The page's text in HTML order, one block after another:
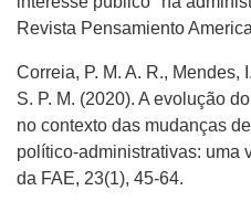
Revista Pensamiento
Correia, P. M. A. R., Mendes,
S. P. M. (2020). A evolução
no contexto das mudanças
político-administrativas: uma
da FAE, 23(1), 45-64.